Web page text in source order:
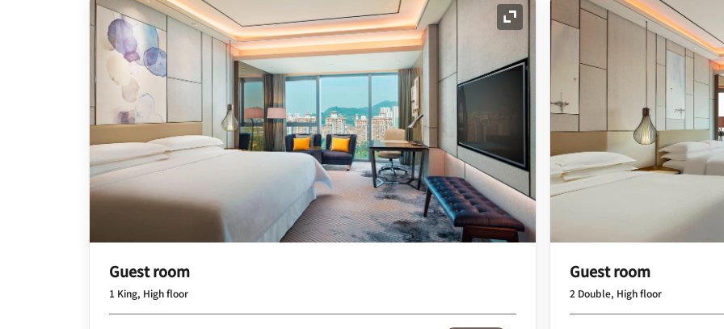
展开图标
Guest room
1 King, High floor
Guest room
2 Double, High floor